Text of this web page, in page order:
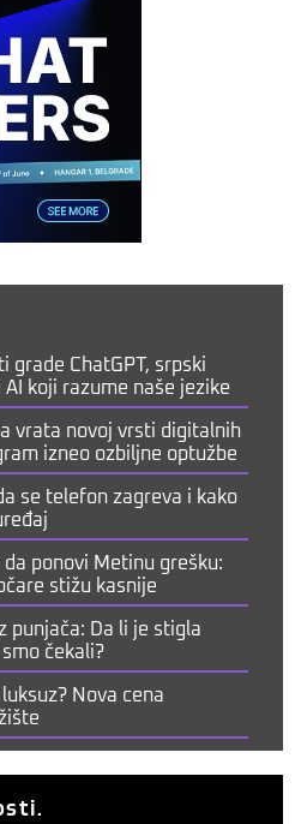
grade ChatGPT, srpski
koji razume naše jezike
vrata novoj vrsti digitalnih
izneo ozbiljne optužbe
se telefon zagreva i kako
da ponovi Metinu grešku:
stižu kasnije
punjača: Da li je stigla
čekali?
Nova cena